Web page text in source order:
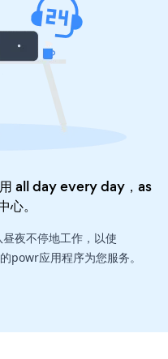
all day every day，as
心。
夜不停地工作，以使
powr应用程序为您服务。